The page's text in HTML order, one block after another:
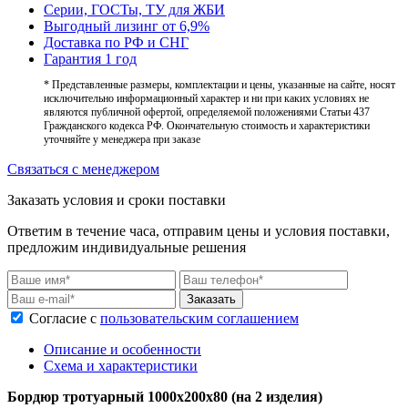
Серии, ГОСТы, ТУ для ЖБИ
Выгодный лизинг от 6,9%
Доставка по РФ и СНГ
Гарантия 1 год
* Представленные размеры, комплектации и цены, указанные на сайте, носят
исключительно информационный характер и ни при каких условиях не
являются публичной офертой, определяемой положениями Статьи 437
Гражданского кодекса РФ. Окончательную стоимость и характеристики
уточняйте у менеджера при заказе
Связаться с менеджером
Заказать условия и сроки поставки
Ответим в течение часа, отправим цены и условия поставки,
предложим индивидуальные решения
Заказать
Согласие с пользовательским соглашением
Описание и особенности
Схема и характеристики
Бордюр тротуарный 1000х200х80 (на 2 изделия)